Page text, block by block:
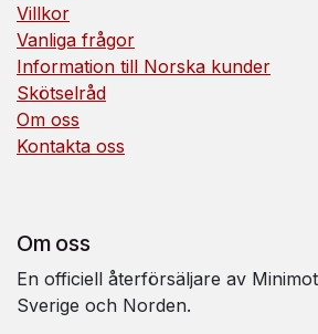
Villkor
Vanliga frågor
Information till Norska kunder
Skötselråd
Om oss
Kontakta oss
Om oss
En officiell återförsäljare av
Sverige och Norden.